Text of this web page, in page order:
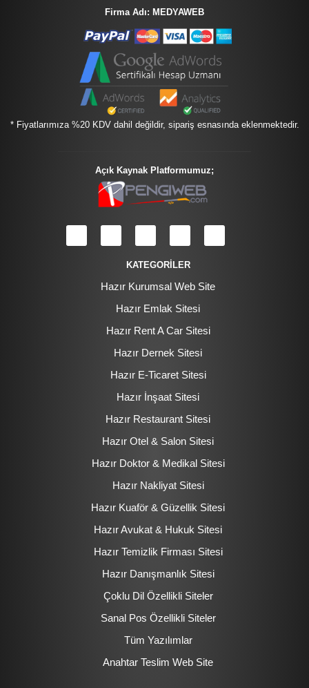
Firma Adı: MEDYAWEB
* Fiyatlarımıza %20 KDV dahil değildir, sipariş esnasında eklenmektedir.
Açık Kaynak Platformumuz;
KATEGORİLER
Hazır Kurumsal Web Site
Hazır Emlak Sitesi
Hazır Rent A Car Sitesi
Hazır Dernek Sitesi
Hazır E-Ticaret Sitesi
Hazır İnşaat Sitesi
Hazır Restaurant Sitesi
Hazır Otel & Salon Sitesi
Hazır Doktor & Medikal Sitesi
Hazır Nakliyat Sitesi
Hazır Kuaför & Güzellik Sitesi
Hazır Avukat & Hukuk Sitesi
Hazır Temizlik Firması Sitesi
Hazır Danışmanlık Sitesi
Çoklu Dil Özellikli Siteler
Sanal Pos Özellikli Siteler
Tüm Yazılımlar
Anahtar Teslim Web Site